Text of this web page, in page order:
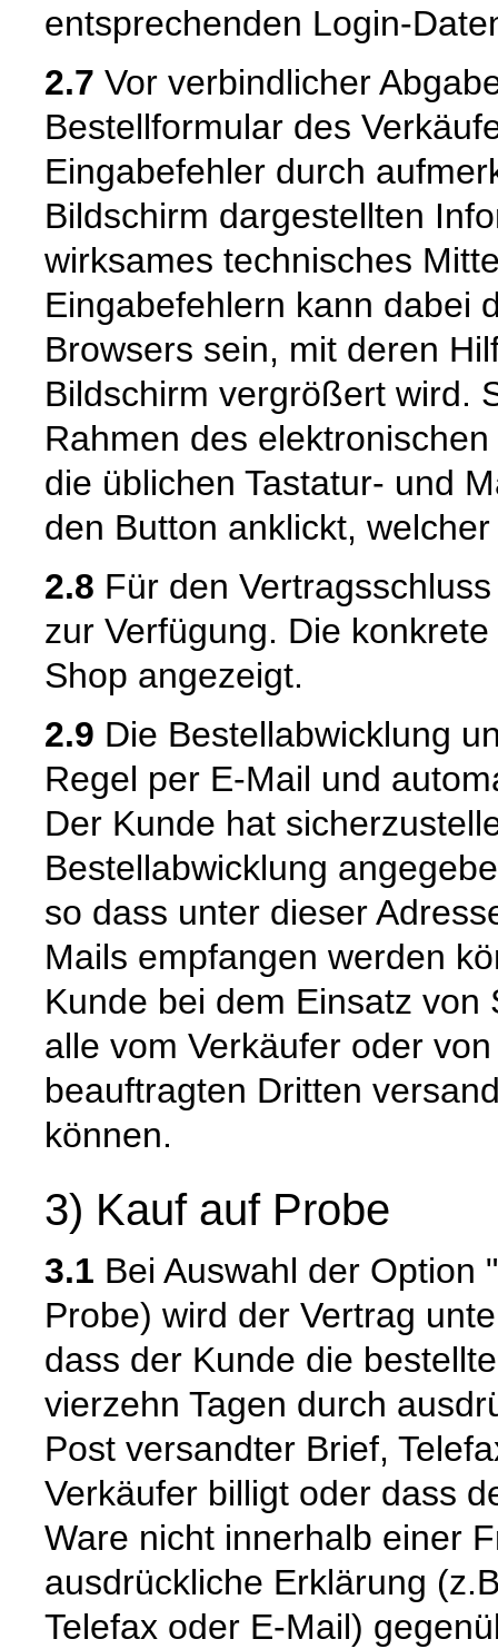
entsprechenden Login-
2.7 Vor verbindlicher
Bestellformular des
Eingabefehler durch
Bildschirm dargestellten
wirksames technisches
Eingabefehlern kann dabei
Browsers sein, mit deren
Bildschirm vergrößert wird.
Rahmen des
die üblichen Tastatur- und
den Button anklickt,
2.8 Für den
zur Verfügung. Die
Shop angezeigt.
2.9 Die Bestellabwicklung
Regel per E-Mail und
Der Kunde hat
Bestellabwicklung
so dass unter dieser
Mails empfangen werden
Kunde bei dem Einsatz
alle vom Verkäufer oder
beauftragten Dritten
können.
3) Kauf auf Probe
3.1 Bei Auswahl der Option
Probe) wird der Vertrag
dass der Kunde die
vierzehn Tagen durch
Post versandter Brief,
Verkäufer billigt oder dass
Ware nicht innerhalb einer
ausdrückliche Erklärung
Telefax oder E-Mail)